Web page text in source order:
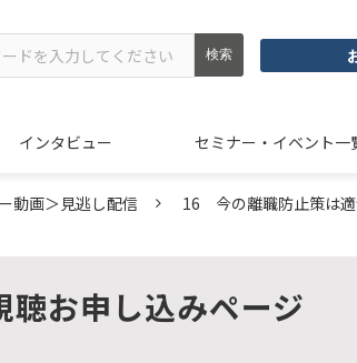
インタビュー セミナー・イベント一
動画＞見逃し配信 16 今の離職防止策は
聴お申し込みページ